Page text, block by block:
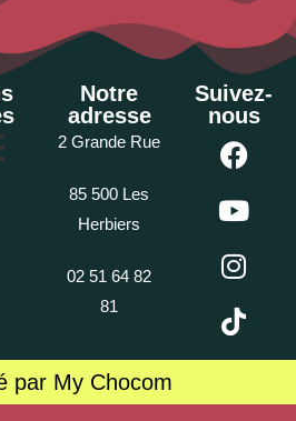
Notre
adresse
2 Grande Rue
85 500 Les
Herbiers
02 51 64 82
81
Suivez-
nous
par My Chocom